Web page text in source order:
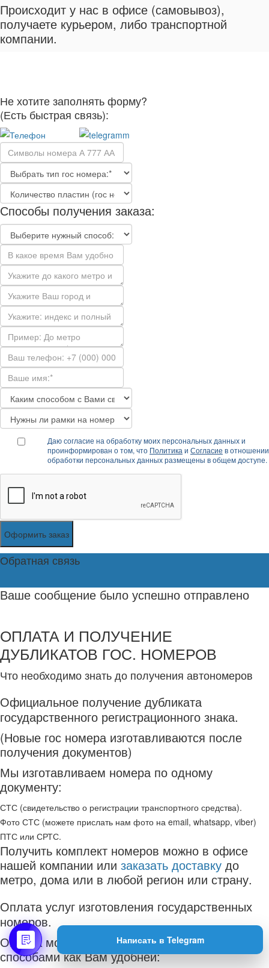
Написать в Telegram
Происходит у нас в офисе (самовывоз),
получаете курьером, либо транспортной
компании.
Не хотите заполнять форму?
(Есть быстрая связь):
Способы получения заказа:
Даю согласие на обработку моих персональных данных и
проинформирован о том, что Политика и Согласие в отношении
обработки персональных данных размещены в общем доступе.
Оформить заказ
Обратная связь
Ваше сообщение было успешно отправлено
ОПЛАТА И ПОЛУЧЕНИЕ
ДУБЛИКАТОВ ГОС. НОМЕРОВ
Что необходимо знать до получения автономеров
Официальное получение дубликата
государственного регистрационного знака.
(Новые гос номера изготавливаются после
получения документов)
Мы изготавливаем номера по одному
документу:
СТС (свидетельство о регистрации транспортного средства).
Фото СТС (можете прислать нам фото на email, whatsapp, viber)
ПТС или СРТС.
Получить комплект номеров можно в офисе
нашей компании или заказать доставку до
метро, дома или в любой регион или страну.
Оплата услуг изготовления государственных
номеров.
Оплата может производиться разными
способами как Вам удобней: